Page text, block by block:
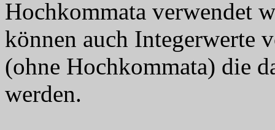
Hochkommata verwendet
können auch Integerwerte
(ohne Hochkommata) die
werden.